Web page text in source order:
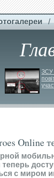
/
ЗСУ
Online
с миром